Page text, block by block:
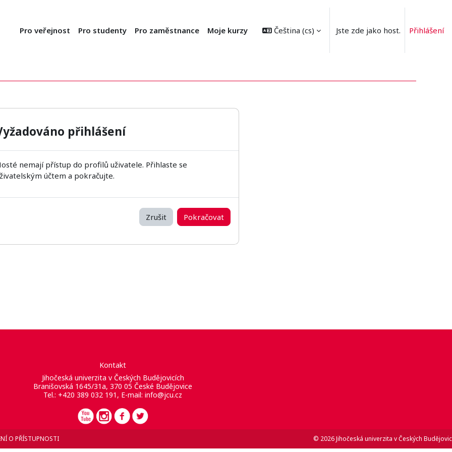
Pro veřejnost Pro studenty Pro zaměstnance Moje kurzy Čeština ‎(cs)‎ Jste zde jako host. Přihlášení
přihlášení
nemají přístup do profilů uživatele. Přihlaste se
účtem a pokračujte.
Zrušit Pokračovat
Kontakt
Jihočeská univerzita v Českých Budějovicích
Branišovská 1645/31a, 370 05 České Budějovice
Tel.: +420 389 032 191, E-mail: info@jcu.cz
O PŘÍSTUPNOSTI © 2026 Jihočeská univerzita v Českých